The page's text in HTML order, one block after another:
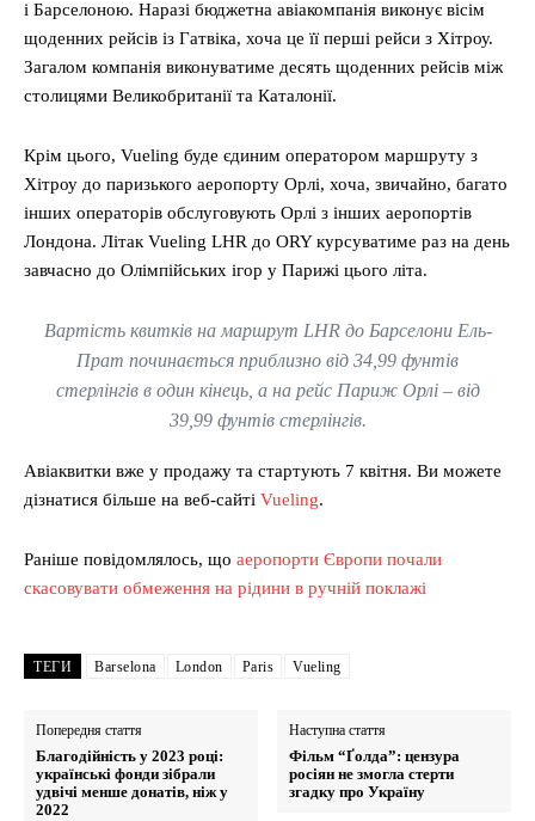
і Барселоною. Наразі бюджетна авіакомпанія виконує вісім
щоденних рейсів із Гатвіка, хоча це її перші рейси з Хітроу.
Загалом компанія виконуватиме десять щоденних рейсів між
столицями Великобританії та Каталонії.
Крім цього, Vueling буде єдиним оператором маршруту з
Хітроу до паризького аеропорту Орлі, хоча, звичайно, багато
інших операторів обслуговують Орлі з інших аеропортів
Лондона. Літак Vueling LHR до ORY курсуватиме раз на день
завчасно до Олімпійських ігор у Парижі цього літа.
Вартість квитків на маршрут LHR до Барселони Ель-
Прат починається приблизно від 34,99 фунтів
стерлінгів в один кінець, а на рейс Париж Орлі – від
39,99 фунтів стерлінгів.
Авіаквитки вже у продажу та стартують 7 квітня. Ви можете
дізнатися більше на веб-сайті Vueling.
Раніше повідомлялось, що аеропорти Європи почали
скасовувати обмеження на рідини в ручній поклажі
ТЕГИ Barselona London Paris Vueling
Попередня стаття
Благодійність у 2023 році:
українські фонди зібрали
удвічі менше донатів, ніж у
2022
Наступна стаття
Фільм “Ґолда”: цензура
росіян не змогла стерти
згадку про Україну